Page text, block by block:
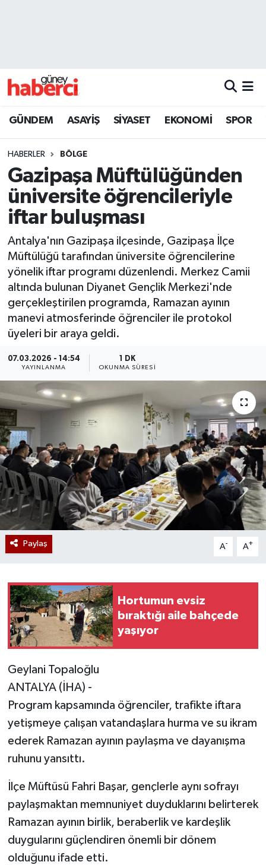
GÜNDEM ASAYİŞ SİYASET EKONOMİ SPOR
HABERLER BÖLGE
Gazipaşa Müftülüğünden
üniversite öğrencileriyle
iftar buluşması
Antalya'nın Gazipaşa ilçesinde, Gazipaşa İlçe
Müftülüğü tarafından üniversite öğrencilerine
yönelik iftar programı düzenlendi. Merkez Camii
altında bulunan Diyanet Gençlik Merkezi'nde
gerçekleştirilen programda, Ramazan ayının
manevi atmosferinde öğrenciler ile protokol
üyeleri bir araya geldi.
07.03.2026 - 14:54
YAYINLANMA
1 DK
OKUNMA SÜRESI
Paylaş A- A+
Hortumun evsiz
bıraktığı aile bahçede
yaşıyor
Geylani Topaloğlu
ANTALYA (İHA) -
Program kapsamında öğrenciler, trafikte iftara
yetişmeye çalışan vatandaşlara hurma ve su ikram
ederek Ramazan ayının paylaşma ve dayanışma
ruhunu yansıttı.
İlçe Müftüsü Fahri Başar, gençlerle aynı sofrayı
paylaşmaktan memnuniyet duyduklarını belirterek
Ramazan ayının birlik, beraberlik ve kardeşlik
duygularını güçlendiren önemli bir dönem
olduğunu ifade etti.
Beyoğlu Trafik Yoğunluk Haritası
Son Dakika Haberleri
Haber Arşivi